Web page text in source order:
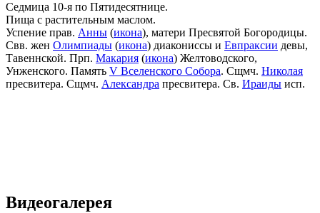
Седмица 10-я по Пятидесятнице.
Пища с растительным маслом.
Успение прав. Анны (икона), матери Пресвятой Богородицы.
Свв. жен Олимпиады (икона) диакониссы и Евпраксии девы,
Тавеннской. Прп. Макария (икона) Желтоводского,
Унженского. Память V Вселенского Собора. Сщмч. Николая
пресвитера. Сщмч. Александра пресвитера. Св. Ираиды исп.
Видеогалерея